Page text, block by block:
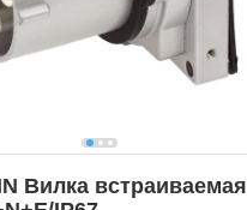
Вилка встраиваемая